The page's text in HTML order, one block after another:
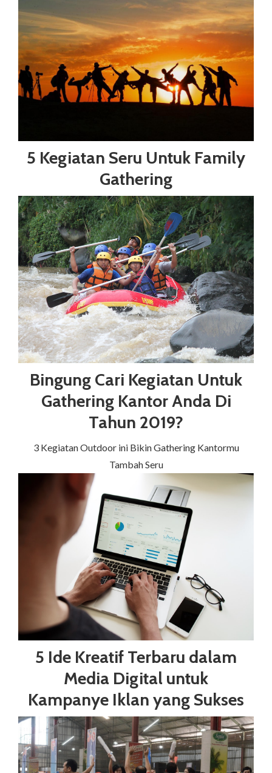
5 Kegiatan Seru Untuk Family
Gathering
Bingung Cari Kegiatan Untuk
Gathering Kantor Anda Di
Tahun 2019?
3 Kegiatan Outdoor ini Bikin Gathering Kantormu
Tambah Seru
5 Ide Kreatif Terbaru dalam
Media Digital untuk
Kampanye Iklan yang Sukses